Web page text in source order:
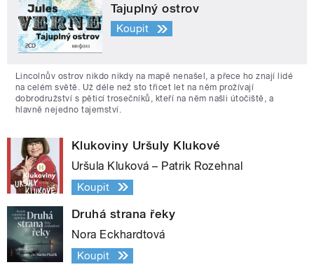
Tajuplný ostrov
Koupit
Lincolnův ostrov nikdo nikdy na mapě nenašel, a přece ho znají lidé
na celém světě. Už déle než sto třicet let na něm prožívají
dobrodružství s pěticí trosečníků, kteří na něm našli útočiště, a
hlavně nejedno tajemství.
Klukoviny Uršuly Klukové
Uršula Kluková – Patrik Rozehnal
Koupit
Druhá strana řeky
Nora Eckhardtová
Koupit